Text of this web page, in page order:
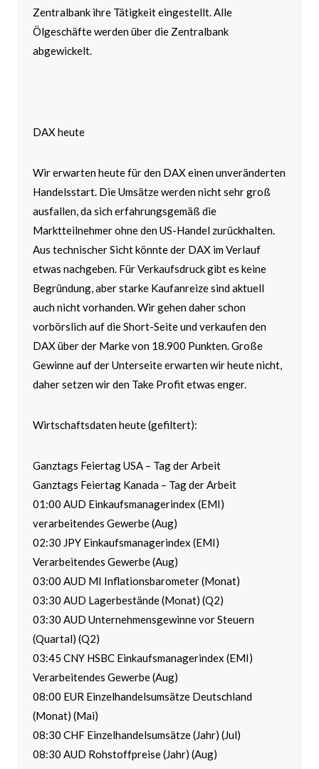
Zentralbank ihre Tätigkeit eingestellt. Alle
Ölgeschäfte werden über die Zentralbank
abgewickelt.
DAX heute
Wir erwarten heute für den DAX einen unveränderten
Handelsstart. Die Umsätze werden nicht sehr groß
ausfallen, da sich erfahrungsgemäß die
Marktteilnehmer ohne den US-Handel zurückhalten.
Aus technischer Sicht könnte der DAX im Verlauf
etwas nachgeben. Für Verkaufsdruck gibt es keine
Begründung, aber starke Kaufanreize sind aktuell
auch nicht vorhanden. Wir gehen daher schon
vorbörslich auf die Short-Seite und verkaufen den
DAX über der Marke von 18.900 Punkten. Große
Gewinne auf der Unterseite erwarten wir heute nicht,
daher setzen wir den Take Profit etwas enger.
Wirtschaftsdaten heute (gefiltert):
Ganztags Feiertag USA – Tag der Arbeit
Ganztags Feiertag Kanada – Tag der Arbeit
01:00 AUD Einkaufsmanagerindex (EMI)
verarbeitendes Gewerbe (Aug)
02:30 JPY Einkaufsmanagerindex (EMI)
Verarbeitendes Gewerbe (Aug)
03:00 AUD MI Inflationsbarometer (Monat)
03:30 AUD Lagerbestände (Monat) (Q2)
03:30 AUD Unternehmensgewinne vor Steuern
(Quartal) (Q2)
03:45 CNY HSBC Einkaufsmanagerindex (EMI)
Verarbeitendes Gewerbe (Aug)
08:00 EUR Einzelhandelsumsätze Deutschland
(Monat) (Mai)
08:30 CHF Einzelhandelsumsätze (Jahr) (Jul)
08:30 AUD Rohstoffpreise (Jahr) (Aug)